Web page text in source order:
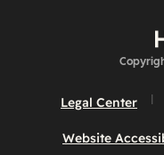
Legal Center
Website